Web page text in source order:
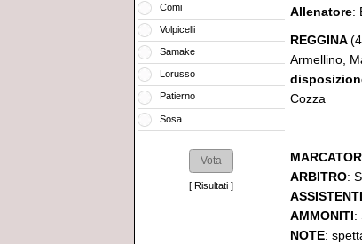
Comi
Volpicelli
Samake
Lorusso
Patierno
Sosa
[ Risultati ]
Allenatore:
REGGINA
Armellino,
Cozza
ARBITRO:
ASSISTENTI
AMMONITI:
NOTE: